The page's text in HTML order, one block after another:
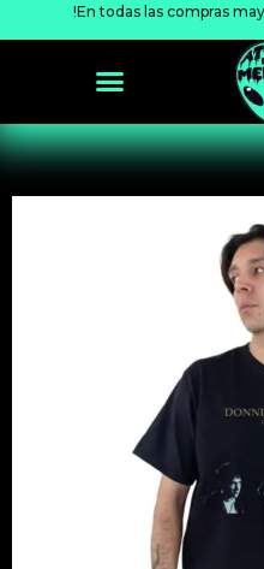
!En todas las compras